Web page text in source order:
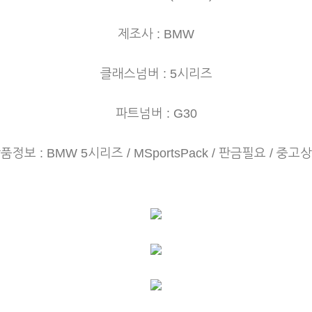
제조사 : BMW
클래스넘버 : 5시리즈
파트넘버 : G30
정보 : BMW 5시리즈 / MSportsPack / 판금필요 / 중고